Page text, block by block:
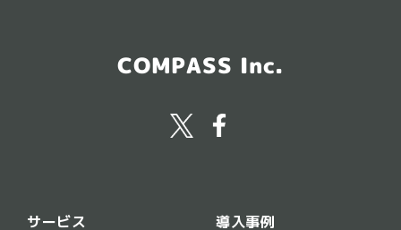
COMPASS Inc.
サービス 導入事例